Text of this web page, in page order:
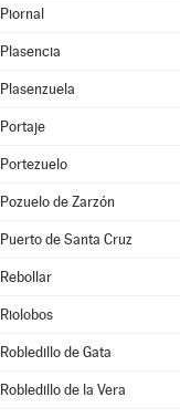
Piornal
Plasencia
Plasenzuela
Portaje
Portezuelo
Pozuelo de Zarzón
Puerto de Santa Cruz
Rebollar
Riolobos
Robledillo de Gata
Robledillo de la Vera